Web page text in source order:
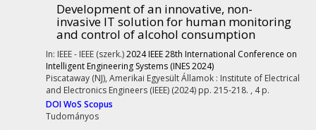
Development of an innovative, non-
invasive IT solution for human monitoring
and control of alcohol consumption
In: IEEE - IEEE (szerk.)2024 IEEE 28th International Conference on
Intelligent Engineering Systems (INES 2024)
Piscataway (NJ), Amerikai Egyesült Államok : Institute of Electrical
and Electronics Engineers (IEEE) (2024) pp. 215-218. , 4 p.
DOIWoS Scopus
Tudományos